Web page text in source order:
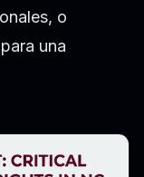
, o
una